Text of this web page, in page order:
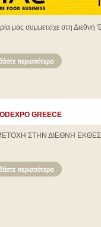
μας συμμετείχε στη
GREECE
ΣΤΗΝ ΔΙΕΘΝΗ